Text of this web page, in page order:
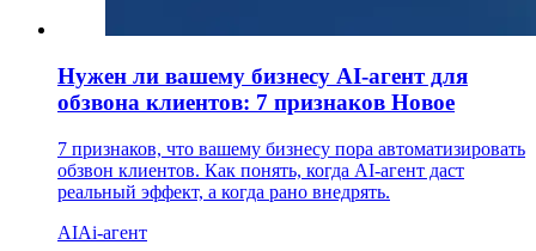
Нужен ли вашему бизнесу AI-агент для
обзвона клиентов: 7 признаков Новое
7 признаков, что вашему бизнесу пора автоматизировать
обзвон клиентов. Как понять, когда AI-агент даст
реальный эффект, а когда рано внедрять.
AIAi-агент